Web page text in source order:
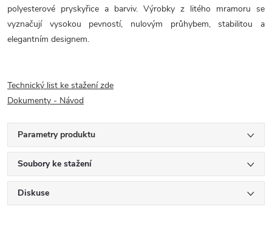
polyesterové pryskyřice a barviv. Výrobky z litého mramoru se
vyznačují vysokou pevností, nulovým průhybem, stabilitou a
elegantním designem.
Technický list ke stažení zde
Dokumenty - Návod
Parametry produktu
Soubory ke stažení
Diskuse